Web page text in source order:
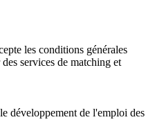
les conditions générales
services de matching et
développement de l'emploi des